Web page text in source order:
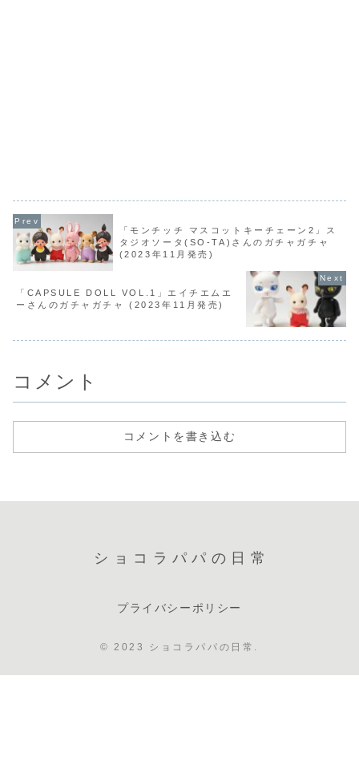
「モンチッチ マスコットキーチェーン2」ス
タジオソータ(SO-TA)さんのガチャガチャ
(2023年11月発売)
「CAPSULE DOLL VOL.1」エイチエムエ
ーさんのガチャガチャ (2023年11月発売)
コメント
コメントを書き込む
ショコラパパの日常
プライバシーポリシー
© 2023 ショコラパパの日常.